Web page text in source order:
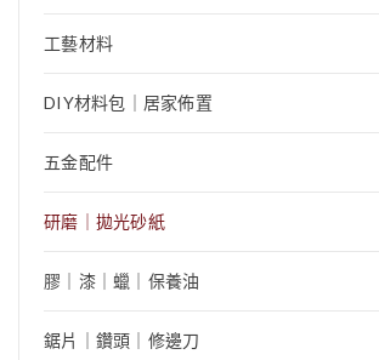
工藝材料
DIY材料包｜居家佈置
五金配件
研磨｜拋光砂紙
膠｜漆｜蠟｜保養油
鋸片｜鑽頭｜修邊刀